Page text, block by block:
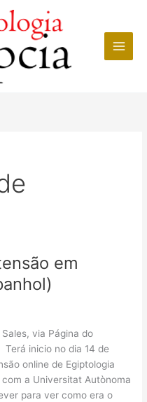
em
via Página do
inicio no dia 14 de
online de Egiptologia
a Universitat Autònoma
para ver como era o